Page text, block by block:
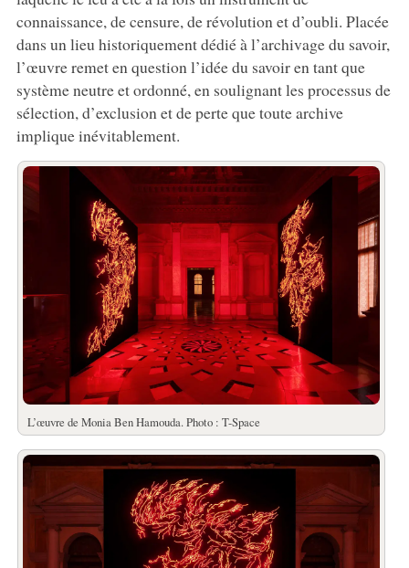
connaissance, de censure, de révolution et d’oubli. Placée
dans un lieu historiquement dédié à l’archivage du savoir,
l’œuvre remet en question l’idée du savoir en tant que
système neutre et ordonné, en soulignant les processus de
sélection, d’exclusion et de perte que toute archive
implique inévitablement.
L’œuvre de Monia Ben Hamouda. Photo : T-Space